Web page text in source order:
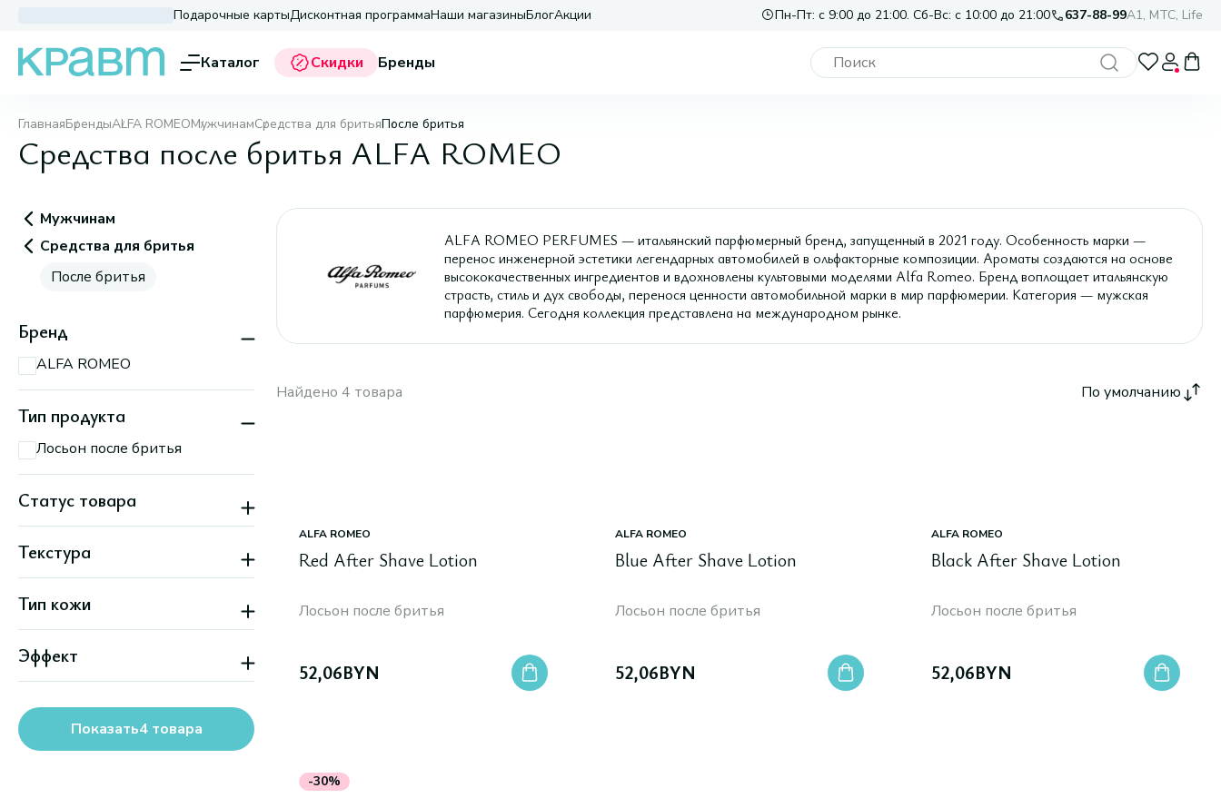
Подарочные картыДисконтная программаНаши магазиныБлогАкции Пн-Пт: с 9:00 до 21:00. Сб-Вс: с 10:00 до 21:00 637-88-99A1, МТС, Life
Каталог Скидки Бренды
ГлавнаяБрендыALFA ROMEOМужчинамСредства для бритьяПосле бритья
Средства после бритья ALFA ROMEO
Мужчинам
Средства для бритья
После бритья
Бренд
ALFA ROMEO
Тип продукта
Лосьон после бритья
Статус товара
Скидка
Текстура
Жидкая
Тип кожи
Все типы кожи
Эффект
Успокаивающий
Показать4 товара
ALFA ROMEO PERFUMES — итальянский парфюмерный бренд, запущенный в 2021 году. Особенность марки —
перенос инженерной эстетики легендарных автомобилей в ольфакторные композиции. Ароматы создаются на основе
высококачественных ингредиентов и вдохновлены культовыми моделями Alfa Romeo. Бренд воплощает итальянскую
страсть, стиль и дух свободы, перенося ценности автомобильной марки в мир парфюмерии. Категория — мужская
парфюмерия. Сегодня коллекция представлена на международном рынке.
Найдено 4 товара По умолчанию
ALFA ROMEO
Red After Shave Lotion
Лосьон после бритья
52,06BYN
ALFA ROMEO
Blue After Shave Lotion
Лосьон после бритья
52,06BYN
ALFA ROMEO
Black After Shave Lotion
Лосьон после бритья
52,06BYN
-30%